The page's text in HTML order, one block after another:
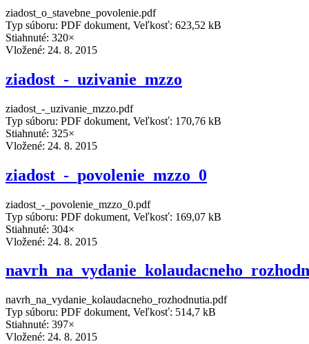
ziadost_o_stavebne_povolenie.pdf
Typ súboru: PDF dokument, Veľkosť: 623,52 kB
Stiahnuté: 320×
Vložené: 24. 8. 2015
ziadost_-_uzivanie_mzzo
ziadost_-_uzivanie_mzzo.pdf
Typ súboru: PDF dokument, Veľkosť: 170,76 kB
Stiahnuté: 325×
Vložené: 24. 8. 2015
ziadost_-_povolenie_mzzo_0
ziadost_-_povolenie_mzzo_0.pdf
Typ súboru: PDF dokument, Veľkosť: 169,07 kB
Stiahnuté: 304×
Vložené: 24. 8. 2015
navrh_na_vydanie_kolaudacneho_rozhodnutia.pdf
Typ súboru: PDF dokument, Veľkosť: 514,7 kB
Stiahnuté: 397×
Vložené: 24. 8. 2015